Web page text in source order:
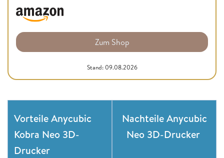
Zum Shop
Stand: 09.08.2026
Vorteile Anycubic
Kobra Neo 3D-
Drucker
Nachteile Anycubic
Neo 3D-Drucker